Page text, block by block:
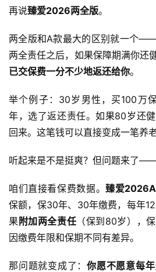
再说臻爱2026两全版。
两全版和A款最大的区别就一个
两全责任之后，如果保障期满你还
已交保费一分不少地返还给你。
举个例子：30岁男性，买100万
年，选了返还责任。如果80岁还
回来。这笔钱可以直接变成一笔养老
听起来是不是挺爽？但问题来了
咱们直接看保费数据。臻爱
保额，保30年、30年缴费，每年
果附加两全责任 （保到80岁），
因缴费年限和保期不同有差异。
那问题就变成了： 你愿不愿意每